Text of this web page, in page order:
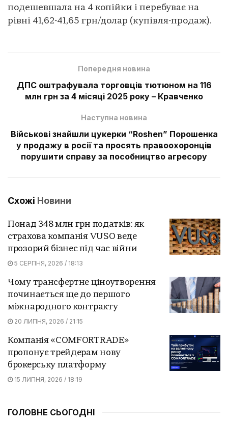
подешевшала на 4 копійки і перебуває на
рівні 41,62-41,65 грн/долар (купівля-продаж).
Попередня новина
ДПС оштрафувала торговців тютюном на 116
млн грн за 4 місяці 2025 року – Кравченко
Наступна новина
Військові знайшли цукерки “Roshen” Порошенка
у продажу в росії та просять правоохоронців
порушити справу за пособництво агресору
Схожі Новини
Понад 348 млн грн податків: як
страхова компанія VUSO веде
прозорий бізнес під час війни
5 СЕРПНЯ, 2026 / 18:13
Чому трансфертне ціноутворення
починається ще до першого
міжнародного контракту
20 ЛИПНЯ, 2026 / 21:15
Компанія «COMFORTRADE»
пропонує трейдерам нову
брокерську платформу
15 ЛИПНЯ, 2026 / 18:19
ГОЛОВНЕ СЬОГОДНІ